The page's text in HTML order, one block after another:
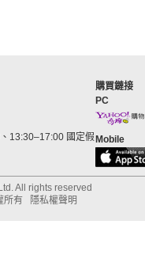
13:30–17:00 國定假
購買鏈接
PC
Mobile
All rights reserved
所有
隱私權聲明